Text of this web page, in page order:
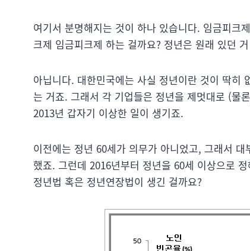
여기서 분명해지는 것이 하나 있습니다. 임금피크
크제 임금피크제 하는 걸까요? 정년은 원래 있던
아닙니다. 대한민국에는 사실 정년이란 것이 딱히
는 거죠. 그래서 각 기업들은 정년을 제멋대로 (물
2013년 갑자기 이상한 일이 생기죠.
이전에는 정년 60세가 의무가 아니었고, 그래서
했죠. 그런데 2016년부터 정년을 60세 이상으로
정년법 혹은 정년연장법이 생긴 걸까요?